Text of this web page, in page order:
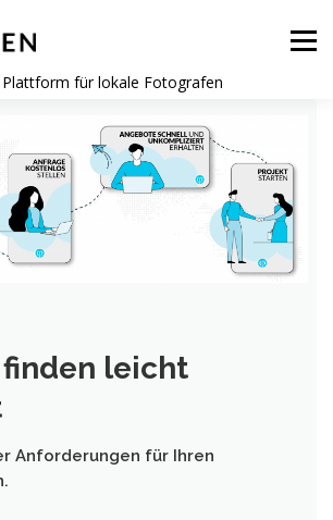
für lokale Fotografen
Menü
leicht
Anforderungen für Ihren